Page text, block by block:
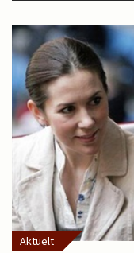
Aktuelt